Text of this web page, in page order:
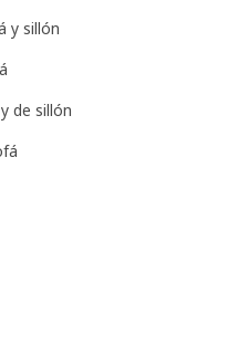
y sillón
de sillón